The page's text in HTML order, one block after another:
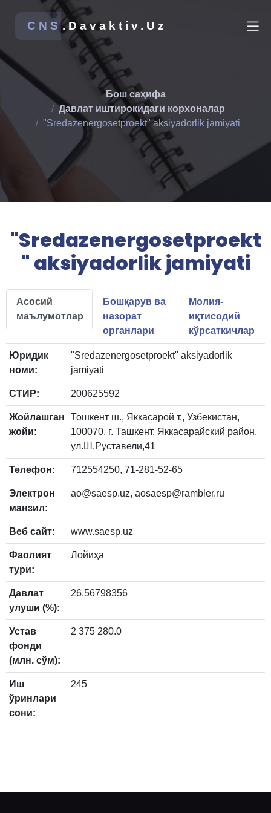
CNS.Davaktiv.Uz
Бош саҳифа
Давлат иштирокидаги корхоналар
"Sredazenergosetproekt" aksiyadorlik jamiyati
"Sredazenergosetproekt
" aksiyadorlik jamiyati
Асосий
маълумотлар
Бошқарув ва
назорат
органлари
Молия-
иқтисодий
кўрсаткичлар
Юридик
номи:
"Sredazenergosetproekt" aksiyadorlik
jamiyati
СТИР: 200625592
Жойлашган
жойи:
Тошкент ш., Яккасарой т., Узбекистан,
100070, г. Ташкент, Яккасарайский район,
ул.Ш.Руставели,41
Телефон: 712554250, 71-281-52-65
Электрон
манзил:
ao@saesp.uz, aosaesp@rambler.ru
Веб сайт: www.saesp.uz
Фаолият
тури:
Лойиҳа
Давлат
улуши (%):
26.56798356
Устав
фонди
(млн. сўм):
2 375 280.0
Иш
ўринлари
сони:
245